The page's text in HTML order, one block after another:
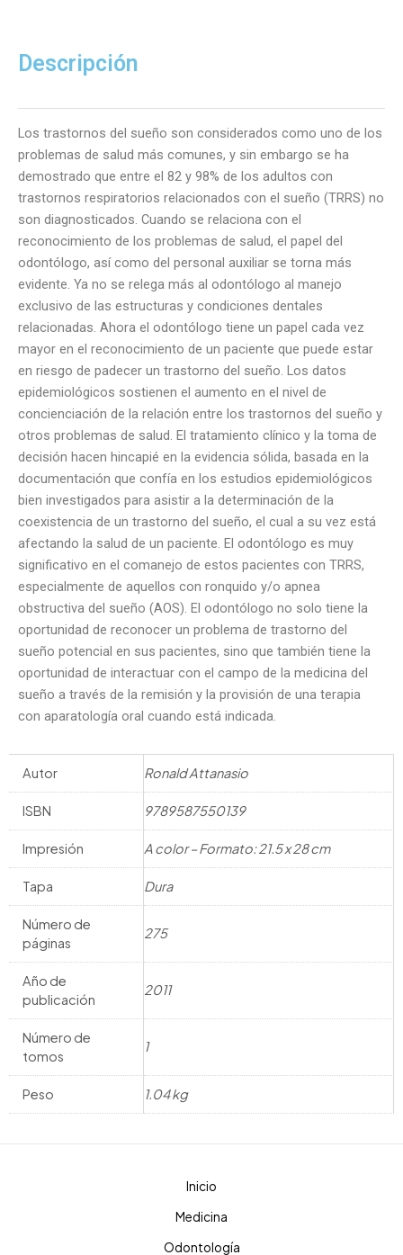
Trastornos
Descripción
Los trastornos del sueño son considerados como uno de los
problemas de salud más comunes, y sin embargo se ha
demostrado que entre el 82 y 98% de los adultos con
trastornos respiratorios relacionados con el sueño (TRRS) no
son diagnosticados. Cuando se relaciona con el
reconocimiento de los problemas de salud, el papel del
odontólogo, así como del personal auxiliar se torna más
evidente. Ya no se relega más al odontólogo al manejo
exclusivo de las estructuras y condiciones dentales
relacionadas. Ahora el odontólogo tiene un papel cada vez
mayor en el reconocimiento de un paciente que puede estar
en riesgo de padecer un trastorno del sueño. Los datos
epidemiológicos sostienen el aumento en el nivel de
concienciación de la relación entre los trastornos del sueño y
otros problemas de salud. El tratamiento clínico y la toma de
decisión hacen hincapié en la evidencia sólida, basada en la
documentación que confía en los estudios epidemiológicos
bien investigados para asistir a la determinación de la
coexistencia de un trastorno del sueño, el cual a su vez está
afectando la salud de un paciente. El odontólogo es muy
significativo en el comanejo de estos pacientes con TRRS,
especialmente de aquellos con ronquido y/o apnea
obstructiva del sueño (AOS). El odontólogo no solo tiene la
oportunidad de reconocer un problema de trastorno del
sueño potencial en sus pacientes, sino que también tiene la
oportunidad de interactuar con el campo de la medicina del
sueño a través de la remisión y la provisión de una terapia
con aparatología oral cuando está indicada.
Autor Ronald Attanasio
ISBN 9789587550139
Impresión A color – Formato: 21.5 x 28 cm
Tapa Dura
Número de
páginas
275
Año de
publicación
2011
Número de
tomos
1
Peso 1.04 kg
Inicio
Medicina
Odontología